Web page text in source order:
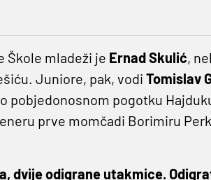
Škole mladeži je Ernad Skulić,
Juniore, pak, vodi Tomislav
pobjedonosnom pogotku
prve momčadi Borimiru
dvije odigrane utakmice.